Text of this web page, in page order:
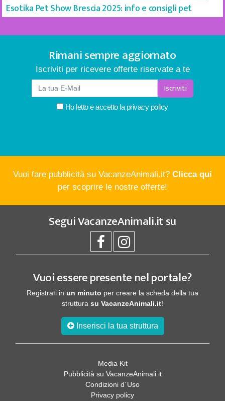
Esotika Pet Show Brescia 2025: info e consigli pet
Rimani sempre aggiornato
Iscriviti per ricevere offerte riservate a te
Iscriviti
Ho letto e accetto la privacy policy
Vuoi fare pubblicità su VacanzeAnimali.it? Clicca qui
per scoprire le nostre offerte!
SeguiVacanzeAnimali.itsu
Vuoi essere presente nel portale?
Registrati in un minuto per creare la scheda della tua
struttura su VacanzeAnimali.it!
Inserisci la tua struttura
Media Kit
Pubblicità su VacanzeAnimali.it
Condizioni d´Uso
Privacy policy